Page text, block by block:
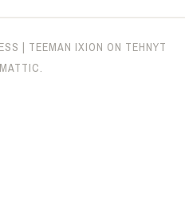
| TEEMAN IXION ON TEHNYT
.